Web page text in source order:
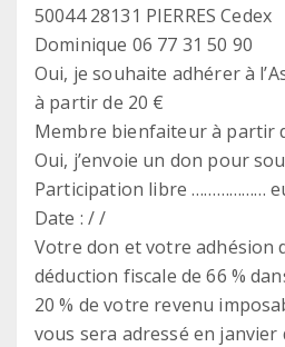
50044 28131 PIERRES Cedex
Dominique 06 77 31 50 90
Oui, je souhaite adhérer à
à partir de 20 €
Membre bienfaiteur à partir
Oui, j’envoie un don pour
Participation libre ………………
Date : / /
Votre don et votre adhésion
déduction fiscale de 66 %
20 % de votre revenu
vous sera adressé en janvier